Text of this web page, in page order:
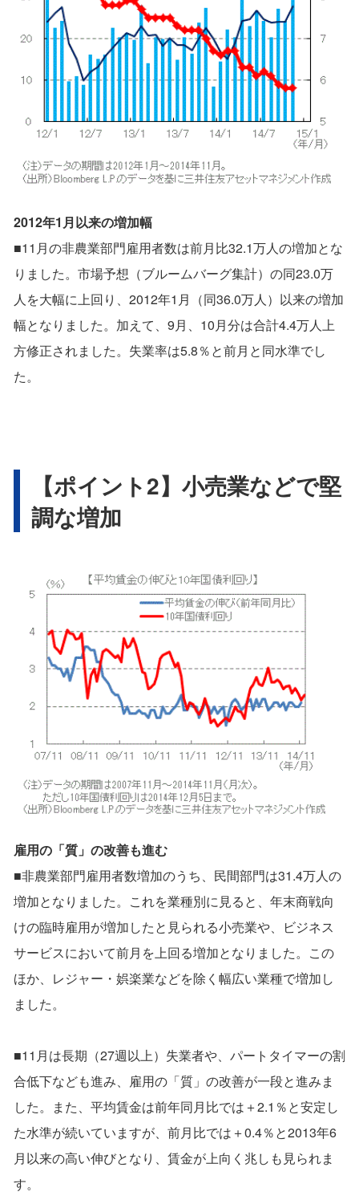
2012年1月以来の増加幅
■11月の非農業部門雇用者数は前月比32.1万人の増加とな
りました。市場予想（ブルームバーグ集計）の同23.0万
人を大幅に上回り、2012年1月（同36.0万人）以来の増加
幅となりました。加えて、9月、10月分は合計4.4万人上
方修正されました。失業率は5.8％と前月と同水準でし
た。
【ポイント2】小売業などで堅
調な増加
雇用の「質」の改善も進む
■非農業部門雇用者数増加のうち、民間部門は31.4万人の
増加となりました。これを業種別に見ると、年末商戦向
けの臨時雇用が増加したと見られる小売業や、ビジネス
サービスにおいて前月を上回る増加となりました。この
ほか、レジャー・娯楽業などを除く幅広い業種で増加し
ました。
■11月は長期（27週以上）失業者や、パートタイマーの割
合低下なども進み、雇用の「質」の改善が一段と進みま
した。また、平均賃金は前年同月比では＋2.1％と安定し
た水準が続いていますが、前月比では＋0.4％と2013年6
月以来の高い伸びとなり、賃金が上向く兆しも見られま
す。